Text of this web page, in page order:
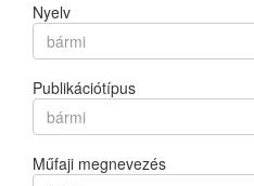
Nyelv
bármi
Publikációtípus
bármi
Műfaji megnevezés